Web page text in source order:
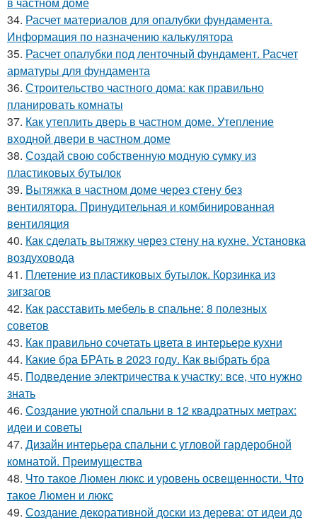
34. Расчет материалов для опалубки фундамента.
Информация по назначению калькулятора
35. Расчет опалубки под ленточный фундамент. Расчет
арматуры для фундамента
36. Строительство частного дома: как правильно
планировать комнаты
37. Как утеплить дверь в частном доме. Утепление
входной двери в частном доме
38. Создай свою собственную модную сумку из
пластиковых бутылок
39. Вытяжка в частном доме через стену без
вентилятора. Принудительная и комбинированная
вентиляция
40. Как сделать вытяжку через стену на кухне. Установка
воздуховода
41. Плетение из пластиковых бутылок. Корзинка из
зигзагов
42. Как расставить мебель в спальне: 8 полезных
советов
43. Как правильно сочетать цвета в интерьере кухни
44. Какие бра БРАть в 2023 году. Как выбрать бра
45. Подведение электричества к участку: все, что нужно
знать
46. Создание уютной спальни в 12 квадратных метрах:
идеи и советы
47. Дизайн интерьера спальни с угловой гардеробной
комнатой. Преимущества
48. Что такое Люмен люкс и уровень освещенности. Что
такое Люмен и люкс
49. Создание декоративной доски из дерева: от идеи до